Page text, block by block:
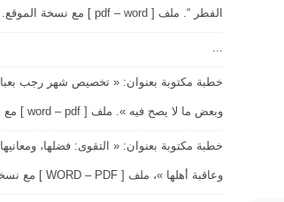
الفطر “. ملف [ pdf – word ] مع نسخة الموقع.
...
خطبة مكتوبة بعنوان: « تخصيص شهر رجب
وبعض ما لا يصح فيه ». ملف [ word – pdf ] مع نسخة الموقع.
خطبة مكتوبة بعنوان: « التقوى: فضلها، ومعانيها،
وعاقبة أهلها »، ملف [ WORD – PDF ] مع نسخة الموقع...